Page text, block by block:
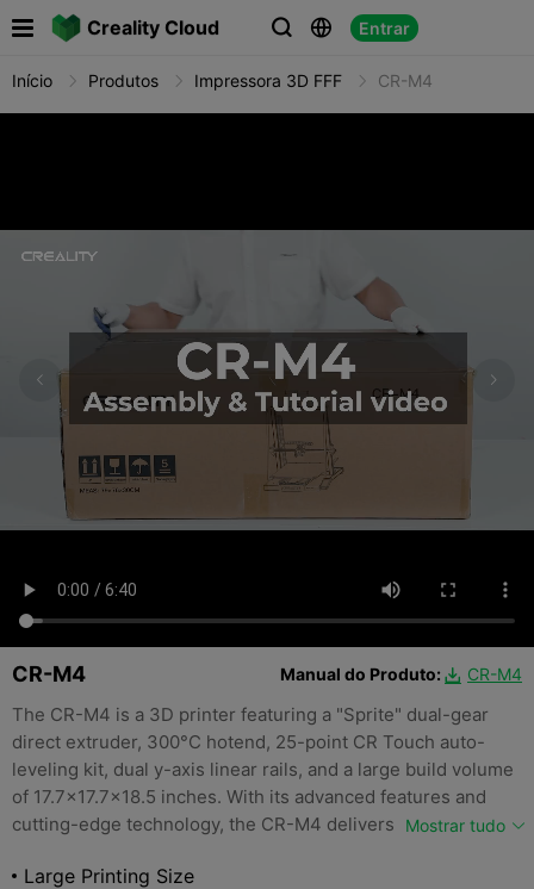
Creality Cloud   Entrar

Início Produtos Impressora 3D FFF CR-M4
CR-M4 Manual do Produto:  CR-M4
The CR-M4 is a 3D printer featuring a "Sprite" dual-gear
direct extruder, 300°C hotend, 25-point CR Touch auto-
leveling kit, dual y-axis linear rails, and a large build volume
of 17.7x17.7x18.5 inches. With its advanced features and
cutting-edge technology, the CR-M4 delivers high-quality
Mostrar tudo
Large Printing Size